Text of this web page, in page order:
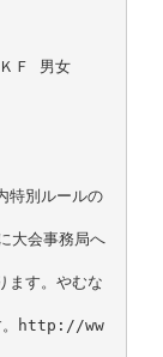
Ｆ 男女
特別ルールの
大会事務局へ
ます。やむな
す。http://ww